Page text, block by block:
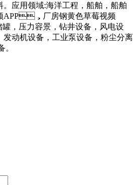
应用领域:海洋工程，船舶，船舶
频APP，厂房钢黄色草莓视频
压力容景，钻井设备，风电设
发动机设备，工业泵设备，粉尘分离
。